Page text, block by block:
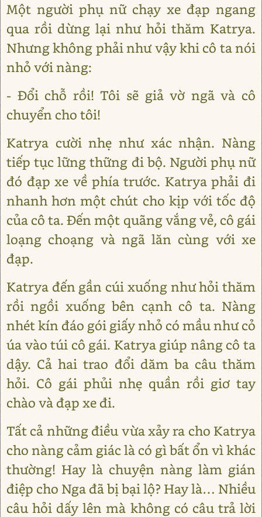
Một người phụ nữ chạy xe đạp ngang
qua rồi dừng lại như hỏi thăm Katrya.
Nhưng không phải như vậy khi cô ta nói
nhỏ với nàng:
- Đổi chỗ rồi! Tôi sẽ giả vờ ngã và cô
chuyển cho tôi!
Katrya cười nhẹ như xác nhận. Nàng
tiếp tục lững thững đi bộ. Người phụ nữ
đó đạp xe về phía trước. Katrya phải đi
nhanh hơn một chút cho kịp với tốc độ
của cô ta. Đến một quãng vắng vẻ, cô gái
loạng choạng và ngã lăn cùng với xe
đạp.
Katrya đến gần cúi xuống như hỏi thăm
rồi ngồi xuống bên cạnh cô ta. Nàng
nhét kín đáo gói giấy nhỏ có mầu như cỏ
úa vào túi cô gái. Katrya giúp nâng cô ta
dậy. Cả hai trao đổi dăm ba câu thăm
hỏi. Cô gái phủi nhẹ quần rồi giơ tay
chào và đạp xe đi.
Tất cả những điều vừa xảy ra cho Katrya
cho nàng cảm giác là có gì bất ổn vì khác
thường! Hay là chuyện nàng làm gián
điệp cho Nga đã bị bại lộ? Hay là… Nhiều
câu hỏi dấy lên mà không có câu trả lời